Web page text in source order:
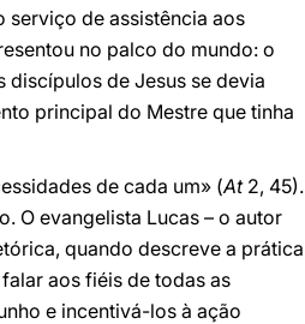
serviço de assistência aos
no palco do mundo: o
de Jesus se devia
principal do Mestre que tinha
de cada um» (At2, 45).
O evangelista Lucas – o autor
quando descreve a prática
aos fiéis de todas as
e incentivá-los à ação